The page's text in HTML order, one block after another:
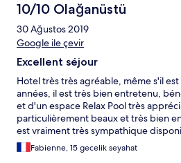
10/10 Olağanüstü
30 Ağustos 2019
Google ile çevir
Excellent séjour
Hotel très très agréable, même s'il
années, il est très bien entretenu,
et d'un espace Relax Pool très
particulièrement beaux et très bien
est vraiment très sympathique
de cœur pour Peter Raouf qui est
restaurant offre de nombreux plats
Fabienne, 15 gecelik seyahat